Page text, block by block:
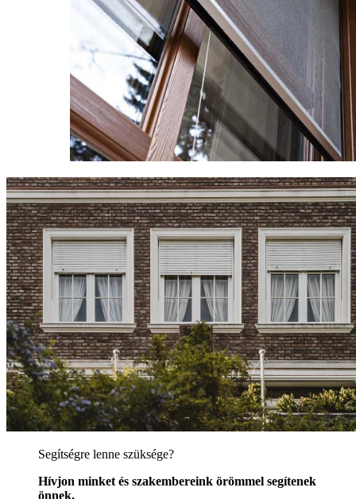
Segítségre lenne szüksége?
Hívjon minket és szakembereink örömmel segítenek
önnek.